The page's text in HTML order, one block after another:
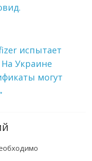
испытает
На Украине
могут